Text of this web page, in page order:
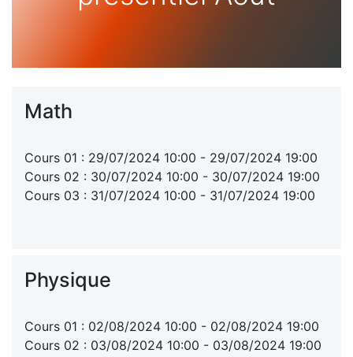
Math
Cours 01 : 29/07/2024 10:00 - 29/07/2024 19:00
Cours 02 : 30/07/2024 10:00 - 30/07/2024 19:00
Cours 03 : 31/07/2024 10:00 - 31/07/2024 19:00
Physique
Cours 01 : 02/08/2024 10:00 - 02/08/2024 19:00
Cours 02 : 03/08/2024 10:00 - 03/08/2024 19:00